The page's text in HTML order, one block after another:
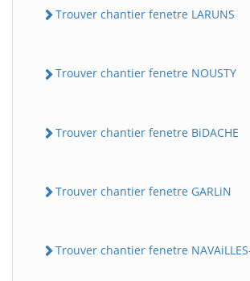
Trouver chantier fenetre LARUNS
Trouver chantier fenetre NOUSTY
Trouver chantier fenetre BiDACHE
Trouver chantier fenetre GARLiN
Trouver chantier fenetre